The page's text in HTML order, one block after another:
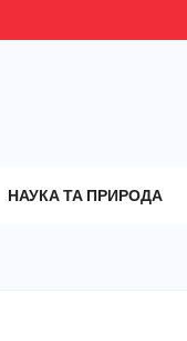
НАУКА ТА ПРИРОДА